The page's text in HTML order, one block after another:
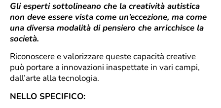
Gli esperti sottolineano che la creatività autistica
non deve essere vista come un’eccezione, ma come
una diversa modalità di pensiero che arricchisce la
società.
Riconoscere e valorizzare queste capacità creative
può portare a innovazioni inaspettate in vari campi,
dall’arte alla tecnologia.
NELLO SPECIFICO: